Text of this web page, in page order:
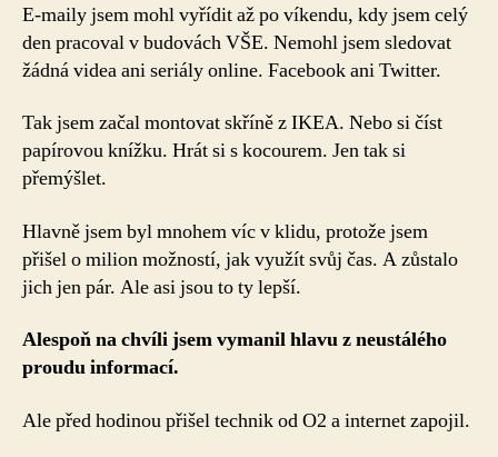
E-maily jsem mohl vyřídit až po víkendu, kdy jsem celý
den pracoval v budovách VŠE. Nemohl jsem sledovat
žádná videa ani seriály online. Facebook ani Twitter.
Tak jsem začal montovat skříně z IKEA. Nebo si číst
papírovou knížku. Hrát si s kocourem. Jen tak si
přemýšlet.
Hlavně jsem byl mnohem víc v klidu, protože jsem
přišel o milion možností, jak využít svůj čas. A zůstalo
jich jen pár. Ale asi jsou to ty lepší.
Alespoň na chvíli jsem vymanil hlavu z neustálého
proudu informací.
Ale před hodinou přišel technik od O2 a internet zapojil.